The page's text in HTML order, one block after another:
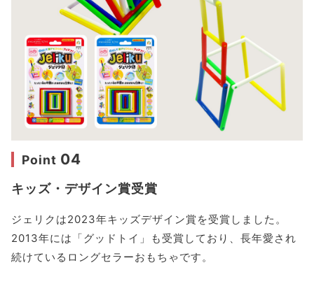
Point 04
キッズ・デザイン賞受賞
ジェリクは2023年キッズデザイン賞を受賞しました。
2013年には「グッドトイ」も受賞しており、長年愛され
続けているロングセラーおもちゃです。